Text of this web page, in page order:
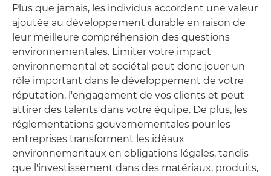
Plus que jamais, les individus accordent une valeur
ajoutée au développement durable en raison de
leur meilleure compréhension des questions
environnementales. Limiter votre impact
environnemental et sociétal peut donc jouer un
rôle important dans le développement de votre
réputation, l'engagement de vos clients et peut
attirer des talents dans votre équipe. De plus, les
réglementations gouvernementales pour les
entreprises transforment les idéaux
environnementaux en obligations légales, tandis
que l'investissement dans des matériaux, produits,